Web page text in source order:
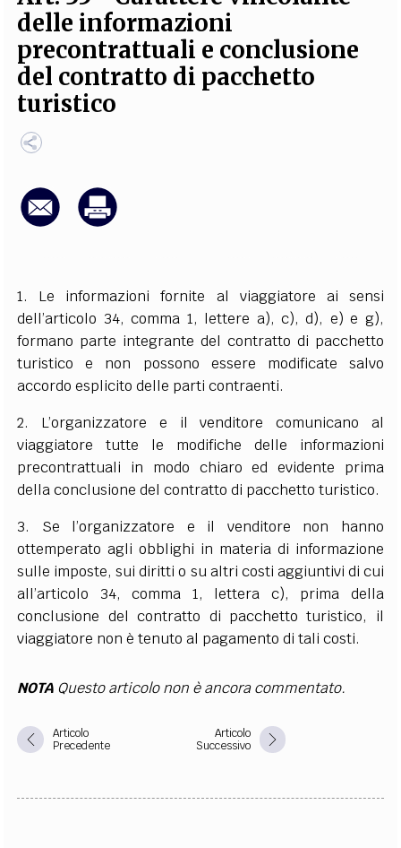
EXTRA
CODICI RUBRICHE LIBRI PROCEEDINGS PUBBLICITÀ CONTATTI
delle informazioni
precontrattuali e conclusione
del contratto di pacchetto
turistico
1. Le informazioni fornite al viaggiatore ai sensi
dell’articolo 34, comma 1, lettere a), c), d), e) e g),
formano parte integrante del contratto di pacchetto
turistico e non possono essere modificate salvo
accordo esplicito delle parti contraenti.
2. L’organizzatore e il venditore comunicano al
viaggiatore tutte le modifiche delle informazioni
precontrattuali in modo chiaro ed evidente prima
della conclusione del contratto di pacchetto turistico.
3. Se l’organizzatore e il venditore non hanno
ottemperato agli obblighi in materia di informazione
sulle imposte, sui diritti o su altri costi aggiuntivi di cui
all’articolo 34, comma 1, lettera c), prima della
conclusione del contratto di pacchetto turistico, il
viaggiatore non è tenuto al pagamento di tali costi.
NOTA Questo articolo non è ancora commentato.
Articolo
Precedente
Articolo
Successivo